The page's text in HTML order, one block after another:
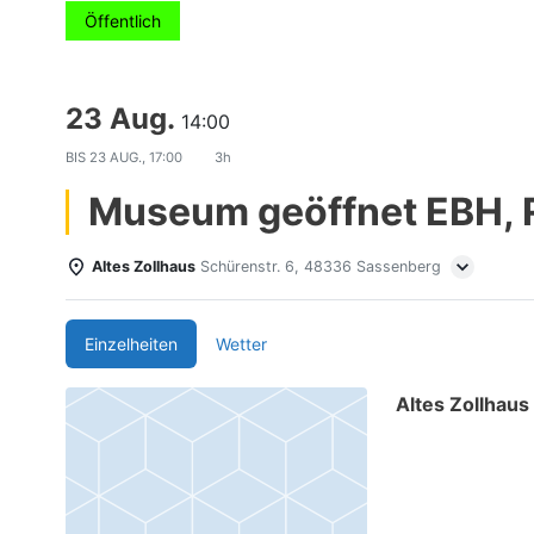
Öffentlich
23 Aug. 14:00
BIS 23 AUG., 17:00 3h
Museum geöffnet EBH,
Altes Zollhaus Schürenstr. 6, 48336 Sassenberg
Einzelheiten Wetter
Altes Zollhaus